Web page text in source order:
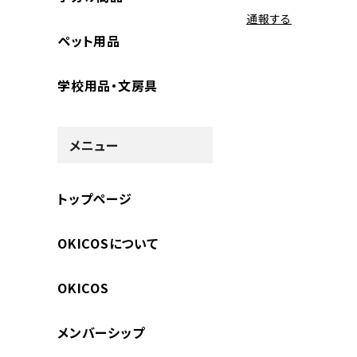
ペット用品
学校用品・文房具
メニュー
トップページ
OKICOSについて
OKICOS
メンバーシップ
通報する